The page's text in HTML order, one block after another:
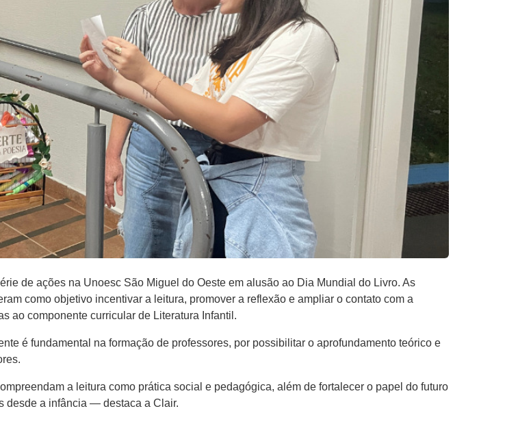
de ações na Unoesc São Miguel do Oeste em alusão ao Dia Mundial do Livro. As
como objetivo incentivar a leitura, promover a reflexão e ampliar o contato com a
ao componente curricular de Literatura Infantil.
é fundamental na formação de professores, por possibilitar o aprofundamento teórico e
a leitura como prática social e pedagógica, além de fortalecer o papel do futuro
desde a infância — destaca a Clair.